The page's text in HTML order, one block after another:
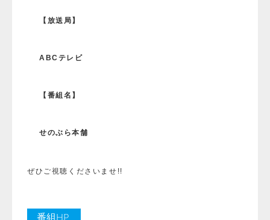
【放送局】
ABCテレビ
【番組名】
せのぶら本舗
ぜひご視聴くださいませ!!
番組HP